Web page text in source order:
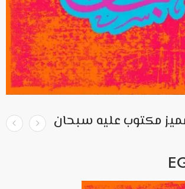
مكتوب عليه سبحان